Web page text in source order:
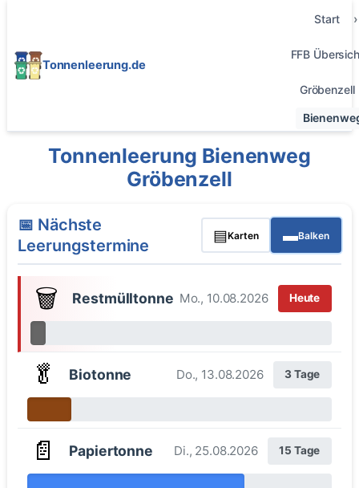
Tonnenleerung.de
Start
FFB
Gröbenzell
Tonnenleerung Bienenweg
Gröbenzell
📅 Nächste
Leerungstermine
▤Karten ▬Balken
🗑️ Restmülltonne Mo., 10.08.2026 Heute
🥬 Biotonne Do., 13.08.2026 3 Tage
📄 Papiertonne Di., 25.08.2026 15 Tage